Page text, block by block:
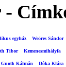
egyház Weöres Sándor
Tibor Kemenesmihályfa
Guoth Kálmán Dóka Klára